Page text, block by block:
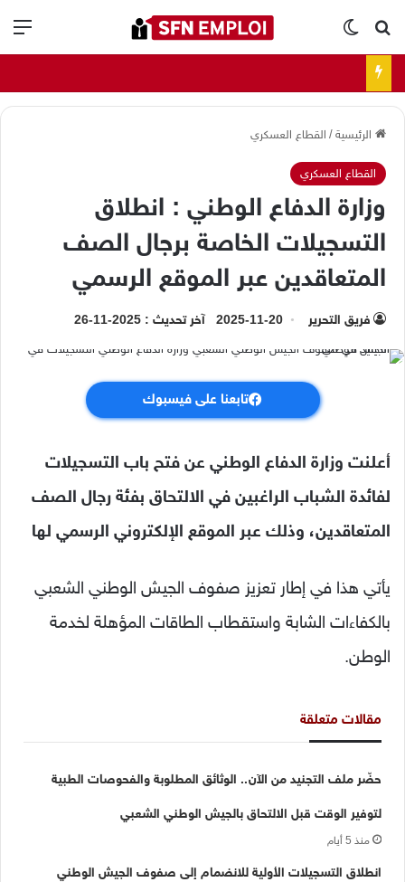
بحث عنالوضع المظلم
الرئيسية/ القطاع العسكري
القطاع العسكري
وزارة الدفاع الوطني : انطلاق
التسجيلات الخاصة برجال الصف
المتعاقدين عبر الموقع الرسمي
فريق التحرير 2025-11-20 آخر تحديث : 2025-11-26
تابعنا على فيسبوك
أعلنت وزارة الدفاع الوطني عن فتح باب التسجيلات
لفائدة الشباب الراغبين في الالتحاق بفئة رجال الصف
المتعاقدين، وذلك عبر الموقع الإلكتروني الرسمي لها
يأتي هذا في إطار تعزيز صفوف الجيش الوطني الشعبي
بالكفاءات الشابة واستقطاب الطاقات المؤهلة لخدمة
الوطن.
مقالات متعلقة
حضّر ملف التجنيد من الآن.. الوثائق المطلوبة والفحوصات الطبية
لتوفير الوقت قبل الالتحاق بالجيش الوطني الشعبي
منذ 5 أيام
انطلاق التسجيلات الأولية للانضمام إلى صفوف الجيش الوطني